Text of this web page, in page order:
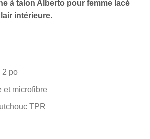
à talon Alberto pour femme lacé
intérieure.
2 po
et microfibre
TPR